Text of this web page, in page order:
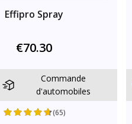
Effipro Spray
€70.30
Commande
d'automobiles
(65)